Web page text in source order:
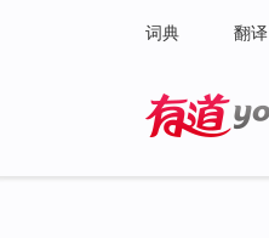
词典 翻译